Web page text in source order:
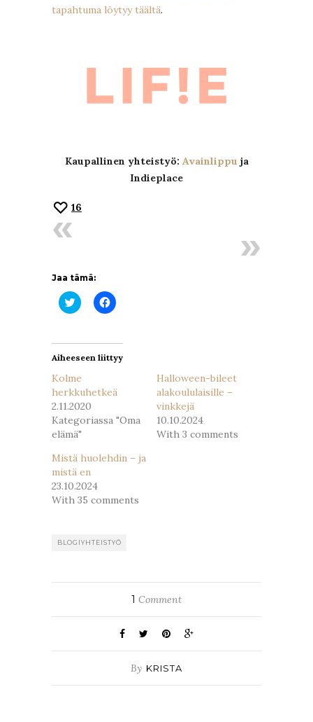
tapahtuma löytyy täältä.
Kaupallinen yhteistyö: Avainlippu ja
Indieplace
16
Jaa tämä:
Jaa
Twitterissä(Avautuu
Jaa
Facebookissa(Avautuu
Aiheeseen liittyy
Kolme
herkkuhetkeä
2.11.2020
Kategoriassa "Oma
elämä"
Halloween-bileet
alakoululaisille –
vinkkejä
10.10.2024
With 3 comments
Mistä huolehdin – ja
mistä en
23.10.2024
With 35 comments
BLOGIYHTEISTYÖ
1 Comment
By KRISTA